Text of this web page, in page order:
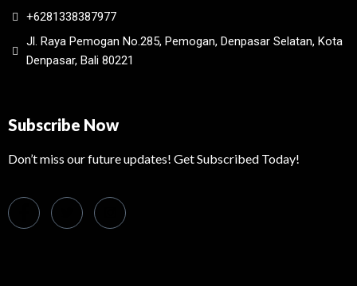
+6281338387977
Jl. Raya Pemogan No.285, Pemogan, Denpasar Selatan, Kota
Denpasar, Bali 80221
Subscribe Now
Don’t miss our future updates! Get Subscribed Today!